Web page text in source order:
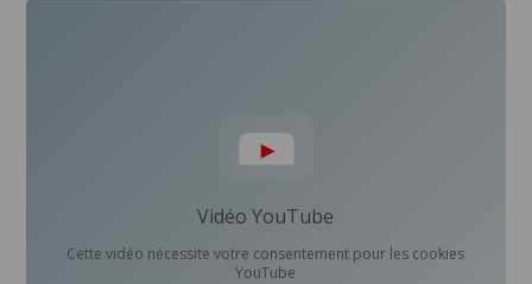
Vidéo YouTube
Cette vidéo nécessite votre consentement pour les cookies
YouTube